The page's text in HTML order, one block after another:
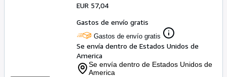
EUR 57,04
Gastos de envío gratis
Gastos de envío gratis
Se envía dentro de Estados Unidos de
America
Se envía dentro de Estados Unidos de
America